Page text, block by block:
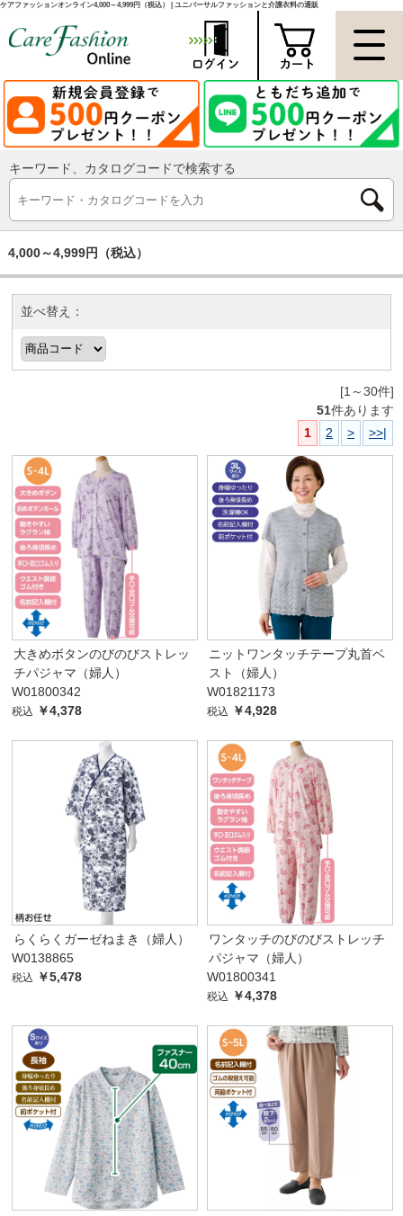
ケアファッションオンライン4,000～4,999円（税込） | ユニバーサルファッションと介護衣料の通販
キーワード、カタログコードで検索する
4,000～4,999円（税込）
並べ替え：
[1～30件]
51件あります
1
2 > >>|
大きめボタンのびのびストレッ
チパジャマ（婦人）
W01800342
税込 ￥4,378
ニットワンタッチテープ丸首ベ
スト（婦人）
W01821173
税込 ￥4,928
らくらくガーゼねまき（婦人）
W0138865
税込 ￥5,478
ワンタッチのびのびストレッチ
パジャマ（婦人）
W01800341
税込 ￥4,378